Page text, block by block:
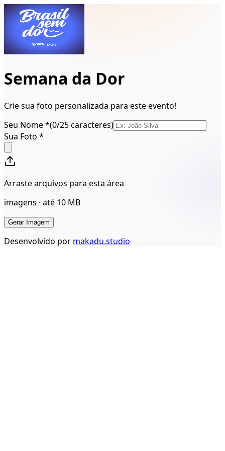
Semana da Dor
Crie sua foto personalizada para este evento!
Seu Nome*(0/25caracteres)
Sua Foto *
Arraste arquivos para esta área
imagens · até 10 MB
Gerar Imagem
Desenvolvido por makadu.studio